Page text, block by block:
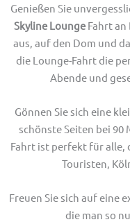
Genießen Sie
Skyline LoungeFahrt an
aus, auf den Dom und
die Lounge-Fahrt die
Abende und
Gönnen Sie sich eine
schönste Seiten bei
Fahrt ist perfekt für alle,
Touristen,
Freuen Sie sich auf eine
die man so